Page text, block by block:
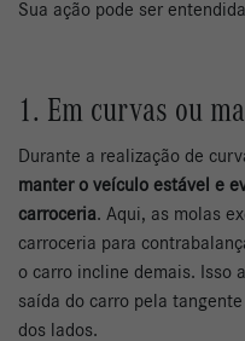
Sua ação pode ser
1. Em curvas ou
Durante a realização de
manter o veículo estável e
carroceria. Aqui, as molas
carroceria para
o carro incline demais. Isso
saída do carro pela
dos lados.